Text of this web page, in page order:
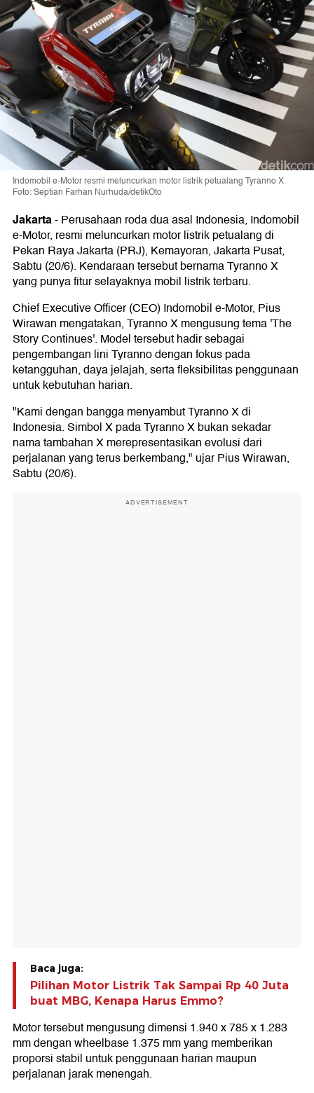
Indomobil e-Motor resmi meluncurkan motor listrik petualang Tyranno X.
Foto: Septian Farhan Nurhuda/detikOto
Jakarta-Perusahaan roda dua asal Indonesia, Indomobil
e-Motor, resmi meluncurkan motor listrik petualang di
Pekan Raya Jakarta (PRJ), Kemayoran, Jakarta Pusat,
Sabtu (20/6). Kendaraan tersebut bernama Tyranno X
yang punya fitur selayaknya mobil listrik terbaru.
Chief Executive Officer (CEO) Indomobil e-Motor, Pius
Wirawan mengatakan, Tyranno X mengusung tema 'The
Story Continues'. Model tersebut hadir sebagai
pengembangan lini Tyranno dengan fokus pada
ketangguhan, daya jelajah, serta fleksibilitas penggunaan
untuk kebutuhan harian.
"Kami dengan bangga menyambut Tyranno X di
Indonesia. Simbol X pada Tyranno X bukan sekadar
nama tambahan X merepresentasikan evolusi dari
perjalanan yang terus berkembang," ujar Pius Wirawan,
Sabtu (20/6).
ADVERTISEMENT
Baca juga:
Pilihan Motor Listrik Tak Sampai Rp 40 Juta
buat MBG, Kenapa Harus Emmo?
Motor tersebut mengusung dimensi 1.940 x 785 x 1.283
mm dengan wheelbase 1.375 mm yang memberikan
proporsi stabil untuk penggunaan harian maupun
perjalanan jarak menengah.